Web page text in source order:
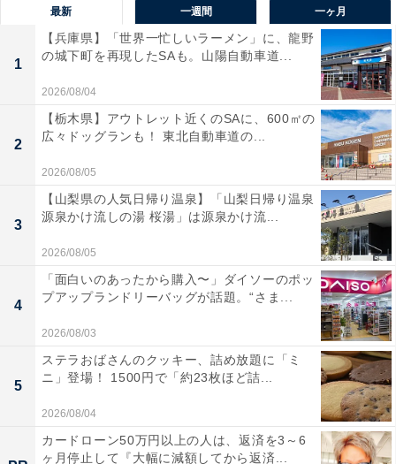
最新 一週間 一ヶ月
1
【兵庫県】「世界一忙しいラーメン」に、龍野
の城下町を再現したSAも。山陽自動車道...
2026/08/04
2
【栃木県】アウトレット近くのSAに、600㎡の
広々ドッグランも！ 東北自動車道の...
2026/08/05
3
【山梨県の人気日帰り温泉】「山梨日帰り温泉
源泉かけ流しの湯 桜湯」は源泉かけ流...
2026/08/05
4
「面白いのあったから購入〜」ダイソーのポッ
プアップランドリーバッグが話題。“さま...
2026/08/03
5
ステラおばさんのクッキー、詰め放題に「ミ
ニ」登場！ 1500円で「約23枚ほど詰...
2026/08/04
カードローン50万円以上の人は、返済を3～6
ヶ月停止して『大幅に減額してから返済...